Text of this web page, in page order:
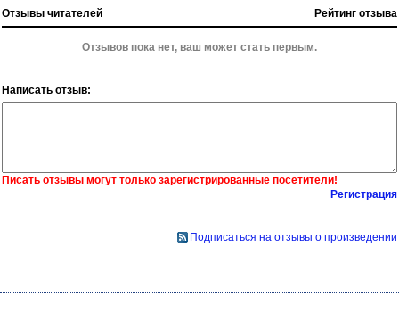
Отзывы читателей Рейтинг отзыва
Отзывов пока нет, ваш может стать первым.
Написать отзыв:
Писать отзывы могут только зарегистрированные посетители!
Регистрация
Подписаться на отзывы о произведении